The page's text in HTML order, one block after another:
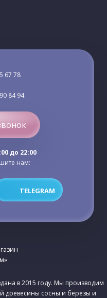
67 78
84 94
до 22:00
нам:
TELEGRAM
в 2015 году. Мы производим
древесины сосны и березы и